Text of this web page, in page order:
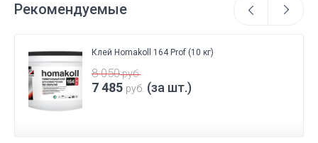
Рекомендуемые
Клей Homakoll 164 Prof (10 кг)
8 050руб.
7 485 руб. (за шт.)